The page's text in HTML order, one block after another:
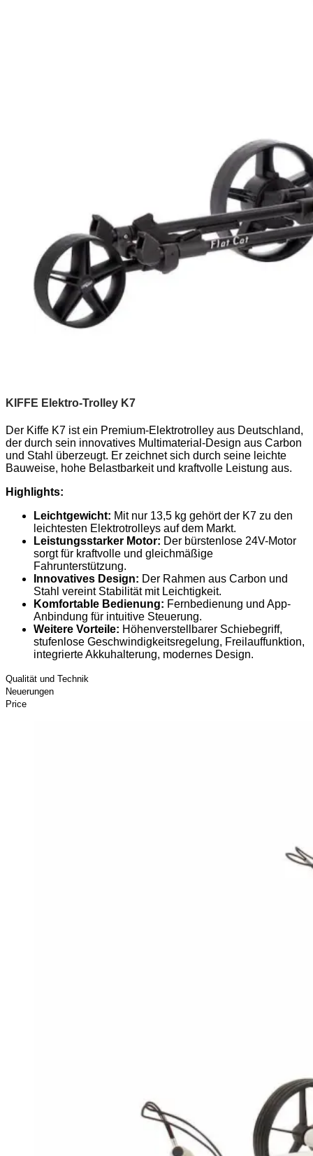
KIFFE Elektro-Trolley K7
Der Kiffe K7 ist ein Premium-Elektrotrolley aus Deutschland,
der durch sein innovatives Multimaterial-Design aus Carbon
und Stahl überzeugt. Er zeichnet sich durch seine leichte
Bauweise, hohe Belastbarkeit und kraftvolle Leistung aus.
Highlights:
Leichtgewicht: Mit nur 13,5 kg gehört der K7 zu den
leichtesten Elektrotrolleys auf dem Markt.
Leistungsstarker Motor: Der bürstenlose 24V-Motor
sorgt für kraftvolle und gleichmäßige
Fahrunterstützung.
Innovatives Design: Der Rahmen aus Carbon und
Stahl vereint Stabilität mit Leichtigkeit.
Komfortable Bedienung: Fernbedienung und App-
Anbindung für intuitive Steuerung.
Weitere Vorteile: Höhenverstellbarer Schiebegriff,
stufenlose Geschwindigkeitsregelung, Freilauffunktion,
integrierte Akkuhalterung, modernes Design.
Qualität und Technik
Neuerungen
Price